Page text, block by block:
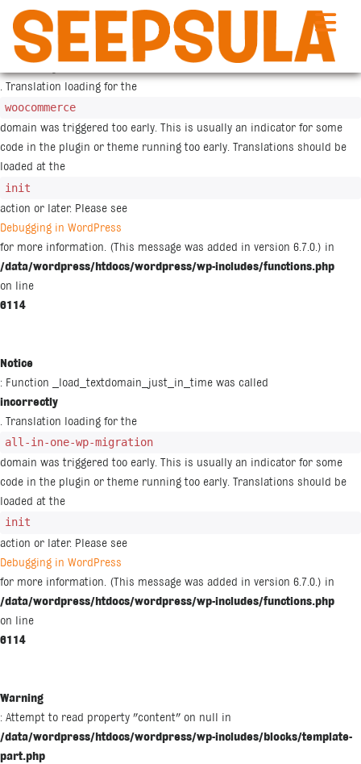
Notice
: Function _load_textdomain_just_in_time was called
. Translation loading for the
woocommerce
domain was triggered too early. This is usually an indicator for some
code in the plugin or theme running too early. Translations should be
loaded at the
init
action or later. Please see
Debugging in WordPress
for more information. (This message was added in version 6.7.0.) in
/data/wordpress/htdocs/wordpress/wp-includes/functions.php
on line
6114
Notice
: Function _load_textdomain_just_in_time was called
incorrectly
. Translation loading for the
all-in-one-wp-migration
domain was triggered too early. This is usually an indicator for some
code in the plugin or theme running too early. Translations should be
loaded at the
init
action or later. Please see
Debugging in WordPress
for more information. (This message was added in version 6.7.0.) in
/data/wordpress/htdocs/wordpress/wp-includes/functions.php
on line
6114
Warning
: Attempt to read property "content" on null in
/data/wordpress/htdocs/wordpress/wp-includes/blocks/template-
part.php
Siirry
sisältöön